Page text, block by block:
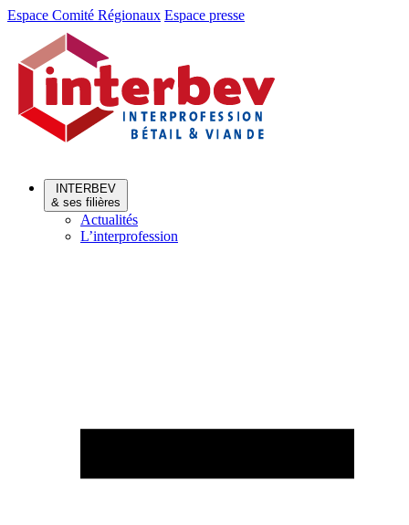
Aller
Aller
contenu
Espace Comité Régionaux Espace presse
INTERBEV
& ses filières
Actualités
L’interprofession